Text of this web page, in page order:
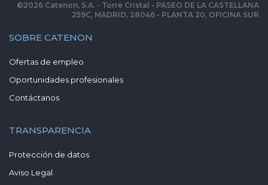
SOBRE CATENON
Ofertas de empleo
Oportunidades profesionales
Contáctanos
TRANSPARENCIA
Protección de datos
Aviso Legal
©2026 Catenon, S.A. - Torre Cristal - PASEO DE LA CASTELLANA
259C, MADRID, 28046 - PLANTA 20, OFICINA SUR